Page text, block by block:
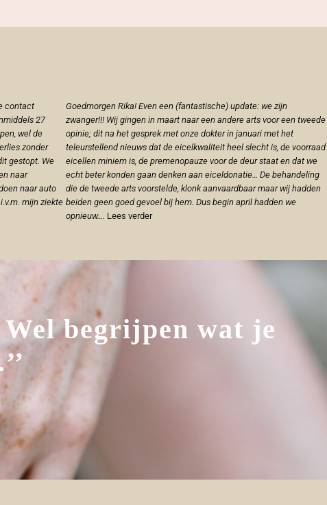
contact
27
wel de
zonder
gestopt. We
naar
naar auto
mijn ziekte
Goedmorgen Rika! Even een (fantastische) update: we zijn
zwanger!!! Wij gingen in maart naar een andere arts voor een tweede
opinie; dit na het gesprek met onze dokter in januari met het
teleurstellend nieuws dat de eicelkwaliteit heel slecht is, de voorraad
eicellen miniem is, de premenopauze voor de deur staat en dat we
echt beter konden gaan denken aan eiceldonatie… De behandeling
die de tweede arts voorstelde, klonk aanvaardbaar maar wij hadden
beiden geen goed gevoel bij hem. Dus begin april hadden we
opnieuw…. Lees verder
begrijpen wat je